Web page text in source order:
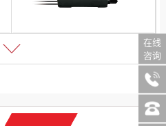
在线
咨询